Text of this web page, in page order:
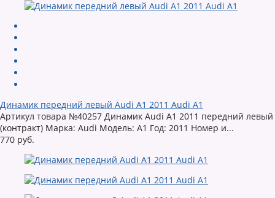
Динамик передний левый Audi A1 2011 Audi A1
Артикул товара №40257 Динамик Audi A1 2011 передний левый
(контракт) Марка: Audi Модель: A1 Год: 2011 Номер и...
770 руб.